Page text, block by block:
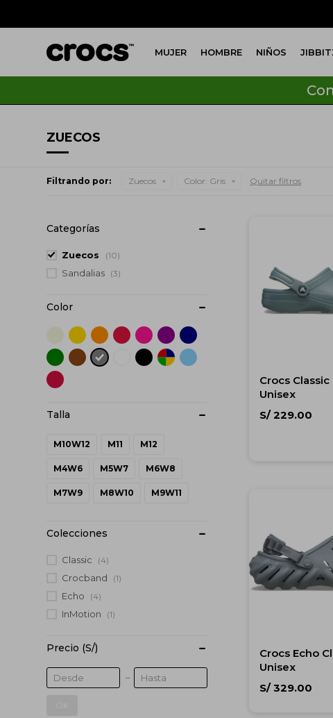
MUJER HOMBRE NIÑOS
ZUECOS
Filtrando por: Zuecos Color: Gris Quitar filtros
Crocs Classic
Unisex
S/ 229.00
Crocs Echo
Unisex
S/ 329.00
Categorías
Zuecos (10)
Sandalias (3)
M10W12 M11 M12
M4W6 M5W7 M6W8
M7W9 M8W10 M9W11
Precio (S/)
Color
Colecciones
Classic (4)
Crocband (1)
Echo (4)
InMotion (1)